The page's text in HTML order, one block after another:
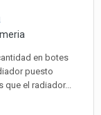
en botes
puesto
que el radiador...